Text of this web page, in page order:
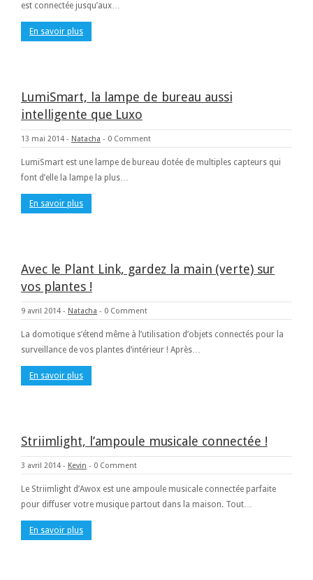
est connectée jusqu’aux…
En savoir plus
LumiSmart, la lampe de bureau aussi
intelligente que Luxo
13 mai 2014 - Natacha - 0 Comment
LumiSmart est une lampe de bureau dotée de multiples capteurs qui
font d’elle la lampe la plus…
En savoir plus
Avec le Plant Link, gardez la main (verte) sur
vos plantes !
9 avril 2014 - Natacha - 0 Comment
La domotique s’étend même à l’utilisation d’objets connectés pour la
surveillance de vos plantes d’intérieur ! Après…
En savoir plus
Striimlight, l’ampoule musicale connectée !
3 avril 2014 - Kevin - 0 Comment
Le Striimlight d’Awox est une ampoule musicale connectée parfaite
pour diffuser votre musique partout dans la maison. Tout…
En savoir plus